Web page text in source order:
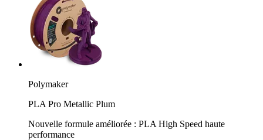
Polymaker
PLA Pro Metallic Plum
Nouvelle formule améliorée : PLA High Speed haute
performance